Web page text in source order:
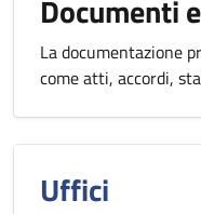
Documenti
La documentazione
come atti, accordi,
Uffici